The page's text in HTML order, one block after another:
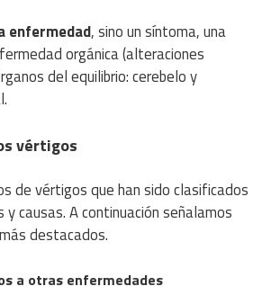
enfermedad, sino un síntoma, una
orgánica (alteraciones
del equilibrio: cerebelo y
vértigos
de vértigos que han sido clasificados
causas. A continuación señalamos
destacados.
a otras enfermedades